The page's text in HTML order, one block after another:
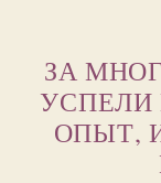
ЗА
УСПЕЛИ
ОПЫТ,